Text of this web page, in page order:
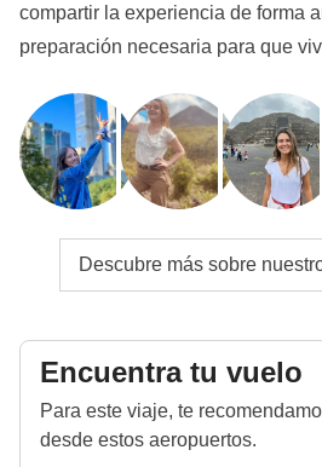
compartir la experiencia de forma
preparación necesaria para que
Descubre más sobre
Encuentra tu vuelo
Para este viaje, te
desde estos aeropuertos.